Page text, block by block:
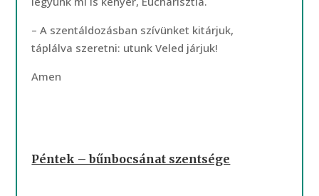
– A szentáldozásban szívünket kitárjuk,
táplálva szeretni: utunk Veled járjuk!
Amen
Péntek – bűnbocsánat szentsége